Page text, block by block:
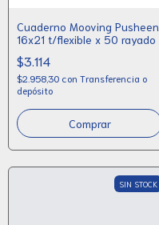
Cuaderno Mooving Pusheen
16x21 t/flexible x 50 rayado
$3.114
$2.958,30 con Transferencia o
depósito
SIN STOCK